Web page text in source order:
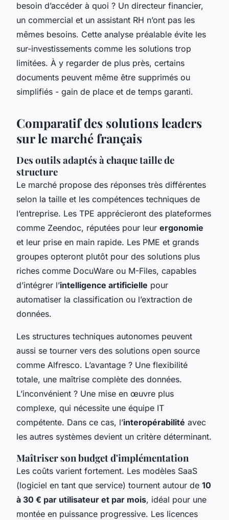
besoin d’accéder à quoi ? Un directeur financier,
un commercial et un assistant RH n’ont pas les
mêmes besoins. Cette analyse préalable évite les
sur-investissements comme les solutions trop
limitées. À y regarder de plus près, certains
documents peuvent même être supprimés ou
simplifiés - gain de place et de temps garanti.
Comparatif des solutions leaders
sur le marché français
Des outils adaptés à chaque taille de
structure
Le marché propose des réponses très différentes
selon la taille et les compétences techniques de
l’entreprise. Les TPE apprécieront des plateformes
comme Zeendoc, réputées pour leur ergonomie
et leur prise en main rapide. Les PME et grands
groupes opteront plutôt pour des solutions plus
riches comme DocuWare ou M-Files, capables
d’intégrer l’intelligence artificielle pour
automatiser la classification ou l’extraction de
données.
Les structures techniques autonomes peuvent
aussi se tourner vers des solutions open source
comme Alfresco. L’avantage ? Une flexibilité
totale, une maîtrise complète des données.
L’inconvénient ? Une mise en œuvre plus
complexe, qui nécessite une équipe IT
compétente. Dans ce cas, l’interopérabilité avec
les autres systèmes devient un critère déterminant.
Maîtriser son budget d'implémentation
Les coûts varient fortement. Les modèles SaaS
(logiciel en tant que service) tournent autour de 10
à 30 € par utilisateur et par mois, idéal pour une
montée en puissance progressive. Les licences